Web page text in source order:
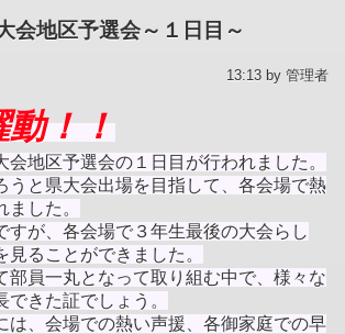
会地区予選会～１日目～
13:13 by 管理者
動！！
地区予選会の１日目が行われました。
うと 県大会出場を目指して、 各会場で熱
した。
が、各会場で３年生最後の大会らし
見ることができました。
員一丸となって取り組む中で、様々な
できた証でしょう。
、 会場での熱い声援、各御家庭での早